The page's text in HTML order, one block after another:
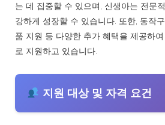
는 데 집중할 수 있으며, 신생아는 전문
강하게 성장할 수 있습니다. 또한, 동작
품 지원 등 다양한 추가 혜택을 제공하
로 지원하고 있습니다.
지원 대상 및 자격 요건